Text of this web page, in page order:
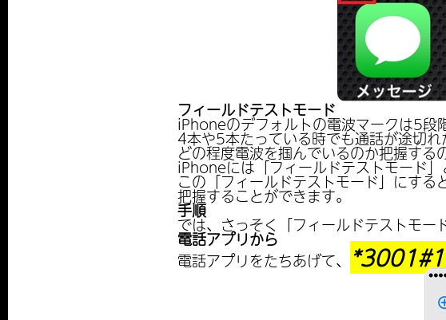
フィールドテストモード
iPhoneのデフォルトの電波マークは5段
4本や5本たっている時でも通話が途切
どの程度電波を掴んでいるのか把握する
iPhoneには「フィールドテストモード
この「フィールドテストモード」にす
把握することができます。
手順
では、さっそく「フィールドテストモー
電話アプリから
電話アプリをたちあげて、